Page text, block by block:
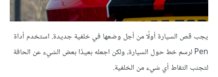
يجب قص السيارة أولًا من أجل وضعها في خلفية جديدة. استخدم أداة
Pen لرسم خط حول السيارة، ولكن اجعله بعيدًا بعض الشيء عن الحافة
لتجنب التقاط أي شيء من الخلفية.